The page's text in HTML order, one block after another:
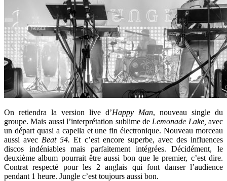
On retiendra la version live d’Happy Man, nouveau single du
groupe. Mais aussi l’interprétation sublime de Lemonade Lake, avec
un départ quasi a capella et une fin électronique. Nouveau morceau
aussi avec Beat 54.Et c’est encore superbe, avec des influences
discos indéniables mais parfaitement intégrées. Décidément, le
deuxième album pourrait être aussi bon que le premier, c’est dire.
Contrat respecté pour les 2 anglais qui font danser l’audience
pendant 1 heure. Jungle c’est toujours aussi bon.